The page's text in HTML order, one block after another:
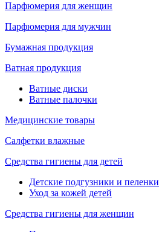
Парфюмерия для женщин
Парфюмерия для мужчин
Бумажная продукция
Ватная продукция
Ватные диски
Ватные палочки
Медицинские товары
Салфетки влажные
Средства гигиены для детей
Детские подгузники и пеленки
Уход за кожей детей
Средства гигиены для женщин